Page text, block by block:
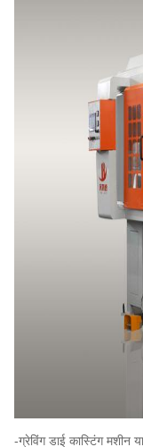
-ग्रेविंग डाई कास्टिंग मशीन